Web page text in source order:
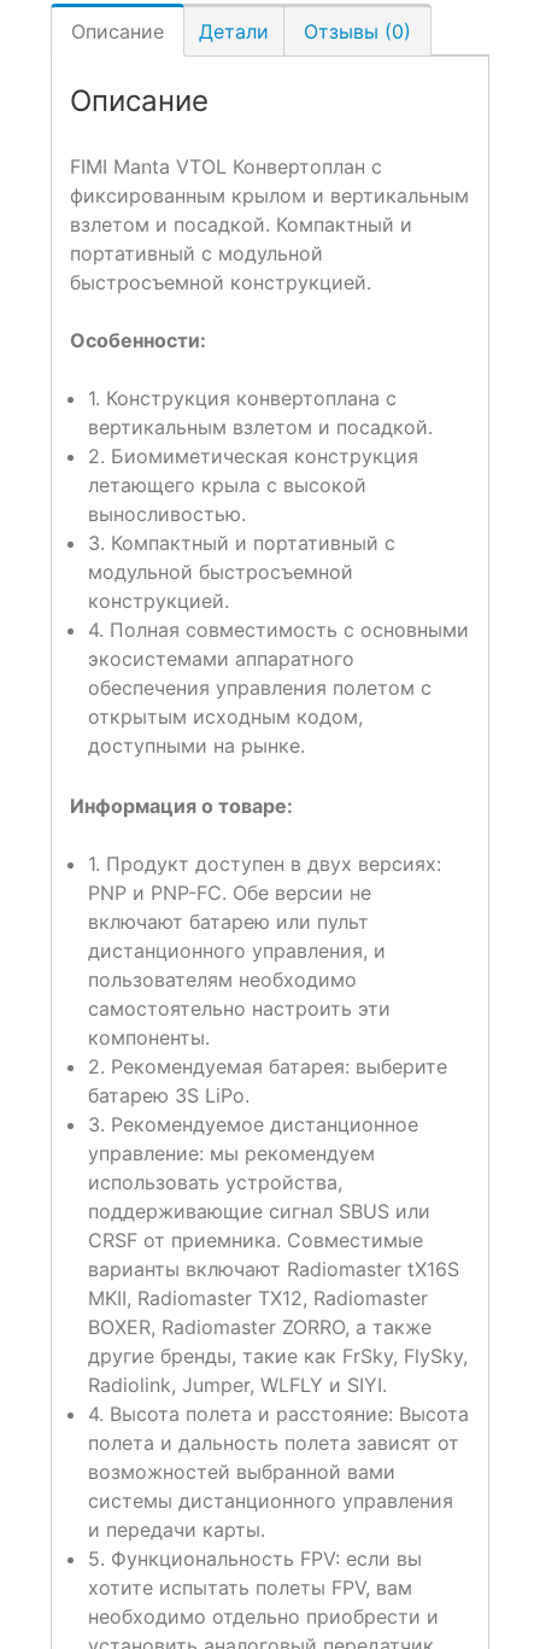
Описание Детали Отзывы (0)
Описание
FIMI Manta VTOL Конвертоплан с
фиксированным крылом и вертикальным
взлетом и посадкой. Компактный и
портативный с модульной
быстросъемной конструкцией.
Особенности:
1. Конструкция конвертоплана с
вертикальным взлетом и посадкой.​
2. Биомиметическая конструкция
летающего крыла с высокой
выносливостью.
3. Компактный и портативный с
модульной быстросъемной
конструкцией.
4. Полная совместимость с основными
экосистемами аппаратного
обеспечения управления полетом с
открытым исходным кодом,
доступными на рынке.
Информация о товаре:
1. Продукт доступен в двух версиях:
PNP и PNP-FC. Обе версии не
включают батарею или пульт
дистанционного управления, и
пользователям необходимо
самостоятельно настроить эти
компоненты.
2. Рекомендуемая батарея: выберите
батарею 3S LiPo.
3. Рекомендуемое дистанционное
управление: мы рекомендуем
использовать устройства,
поддерживающие сигнал SBUS или
CRSF от приемника. Совместимые
варианты включают Radiomaster tX16S
MKII, Radiomaster TX12, Radiomaster
BOXER, Radiomaster ZORRO, а также
другие бренды, такие как FrSky, FlySky,
Radiolink, Jumper, WLFLY и SIYI.
4. Высота полета и расстояние: Высота
полета и дальность полета зависят от
возможностей выбранной вами
системы дистанционного управления
и передачи карты.
5. Функциональность FPV: если вы
хотите испытать полеты FPV, вам
необходимо отдельно приобрести и